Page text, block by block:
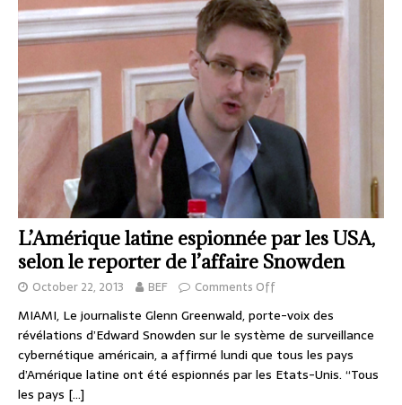
L’Amérique latine espionnée par les USA,
selon le reporter de l’affaire Snowden
October 22, 2013 BEF Comments Off
MIAMI, Le journaliste Glenn Greenwald, porte-voix des
révélations d’Edward Snowden sur le système de surveillance
cybernétique américain, a affirmé lundi que tous les pays
d’Amérique latine ont été espionnés par les Etats-Unis. “Tous
les pays […]